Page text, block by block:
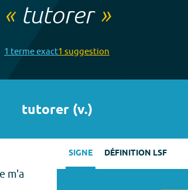
« tutorer»
1 termeexact1 suggestion
tutorer(v.)
m'a
SIGNE DÉFINITION LSF